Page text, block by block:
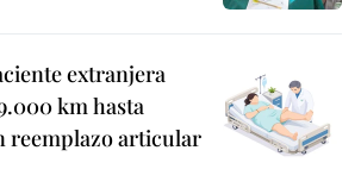
extranjera
km hasta
reemplazo articular